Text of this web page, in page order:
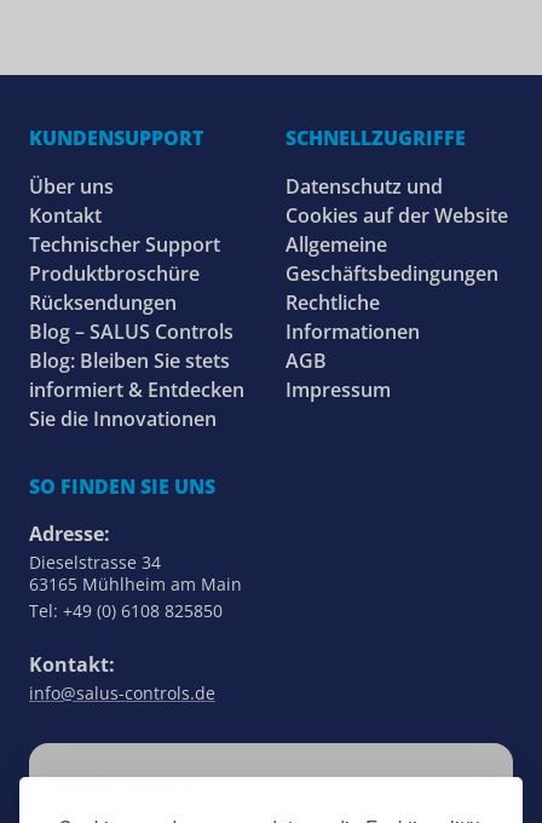
KUNDENSUPPORT
Über uns
Kontakt
Technischer Support
Produktbroschüre
Rücksendungen
Blog – SALUS Controls
Blog: Bleiben Sie stets
informiert & Entdecken
Sie die Innovationen
SCHNELLZUGRIFFE
Datenschutz und
Cookies auf der Website
Allgemeine
Geschäftsbedingungen
Rechtliche
Informationen
AGB
Impressum
SO FINDEN SIE UNS
Adresse:
Dieselstrasse 34
63165 Mühlheim am Main
Tel: +49 (0) 6108 825850
Kontakt:
info@salus-controls.de